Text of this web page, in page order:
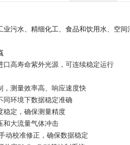
业污水、精细化工、食品和饮用水、空间
高寿命紫外光源，可连续稳定运行
，测量效率高、响应速度快
同环境下数据稳定准确
稳定，确保测量精度
和大流量气体冲击
动校准修正，确保数据稳定